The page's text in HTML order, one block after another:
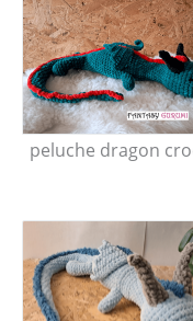
peluche dragon